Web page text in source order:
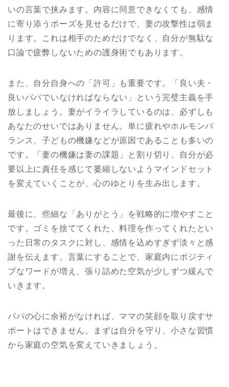
いの言葉で挟みます。内容に同意できなくても、感情
に寄り添うポーズを見せるだけで、妻の攻撃性は弱ま
ります。これは相手のためだけでなく、自分が無駄な
口論で疲弊しないための護身術でもあります。
また、自分自身への「許可」も重要です。「良い夫・
良いパパでいなければならない」という完璧主義を手
放しましょう。妻がイライラしているのは、必ずしも
あなたのせいではありません。単に疲れやホルモンバ
ランス、子どもの機嫌などが原因であることも多いの
です。「妻の機嫌は妻の課題」と割り切り、自分が必
要以上に責任を感じて萎縮しないようマインドセット
を変えていくことが、心のゆとりを生み出します。
最後に、些細な「ありがとう」を戦略的に増やすこと
です。ゴミを捨ててくれた、料理を作ってくれたとい
った日常のタスクに対し、感情を込めすぎず淡々と感
謝を伝えます。言葉にすることで、家庭内にポジティ
ブなワードが増え、張り詰めた空気が少しずつ緩んで
いきます。
パパの心に余裕がなければ、ママの笑顔を取り戻すサ
ポートはできません。まずは自分を守り、小さな習慣
から家庭の空気を変えていきましょう。